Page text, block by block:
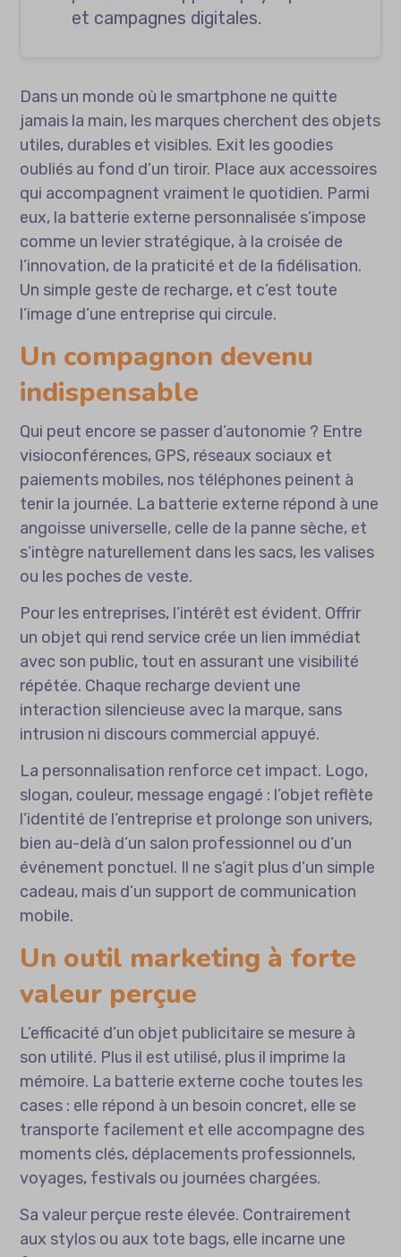
et campagnes digitales.
Dans un monde où le smartphone ne quitte
jamais la main, les marques cherchent des objets
utiles, durables et visibles. Exit les goodies
oubliés au fond d’un tiroir. Place aux accessoires
qui accompagnent vraiment le quotidien. Parmi
eux, la batterie externe personnalisée s’impose
comme un levier stratégique, à la croisée de
l’innovation, de la praticité et de la fidélisation.
Un simple geste de recharge, et c’est toute
l’image d’une entreprise qui circule.
Un compagnon devenu
indispensable
Qui peut encore se passer d’autonomie ? Entre
visioconférences, GPS, réseaux sociaux et
paiements mobiles, nos téléphones peinent à
tenir la journée. La batterie externe répond à une
angoisse universelle, celle de la panne sèche, et
s’intègre naturellement dans les sacs, les valises
ou les poches de veste.
Pour les entreprises, l’intérêt est évident. Offrir
un objet qui rend service crée un lien immédiat
avec son public, tout en assurant une visibilité
répétée. Chaque recharge devient une
interaction silencieuse avec la marque, sans
intrusion ni discours commercial appuyé.
La personnalisation renforce cet impact. Logo,
slogan, couleur, message engagé : l’objet reflète
l’identité de l’entreprise et prolonge son univers,
bien au-delà d’un salon professionnel ou d’un
événement ponctuel. Il ne s’agit plus d’un simple
cadeau, mais d’un support de communication
mobile.
Un outil marketing à forte
valeur perçue
L’efficacité d’un objet publicitaire se mesure à
son utilité. Plus il est utilisé, plus il imprime la
mémoire. La batterie externe coche toutes les
cases : elle répond à un besoin concret, elle se
transporte facilement et elle accompagne des
moments clés, déplacements professionnels,
voyages, festivals ou journées chargées.
Sa valeur perçue reste élevée. Contrairement
aux stylos ou aux tote bags, elle incarne une